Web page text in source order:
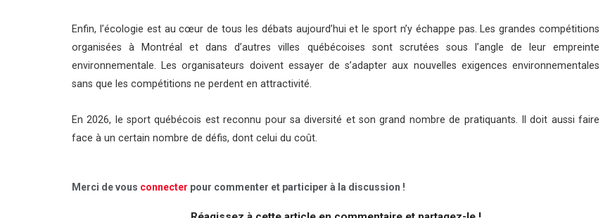
Enfin, l’écologie est au cœur de tous les débats aujourd’hui et le sport n’y échappe pas. Les grandes compétitions
organisées à Montréal et dans d’autres villes québécoises sont scrutées sous l’angle de leur empreinte
environnementale. Les organisateurs doivent essayer de s’adapter aux nouvelles exigences environnementales
sans que les compétitions ne perdent en attractivité.
En 2026, le sport québécois est reconnu pour sa diversité et son grand nombre de pratiquants. Il doit aussi faire
face à un certain nombre de défis, dont celui du coût.
Merci de vous connecter pour commenter et participer à la discussion !